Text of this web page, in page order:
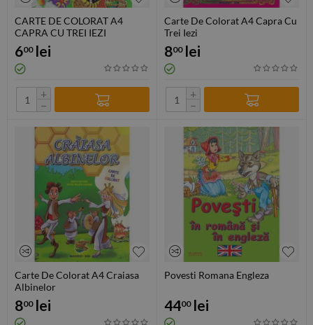
CARTE DE COLORAT A4
CAPRA CU TREI IEZI
600 lei
+
−
Carte De Colorat A4 Capra Cu
Trei Iezi
800 lei
+
−
Carte De Colorat A4 Craiasa
Albinelor
800 lei
Povesti Romana Engleza
4400 lei